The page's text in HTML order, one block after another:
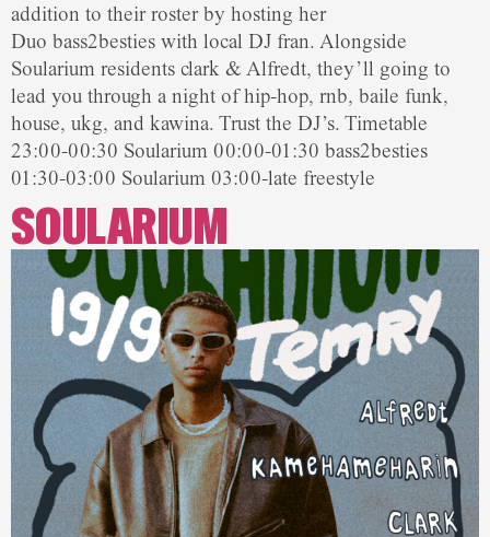
addition to their roster by hosting her
Duo bass2besties with local DJ fran. Alongside
Soularium residents clark & Alfredt, they’ll going to
lead you through a night of hip-hop, rnb, baile funk,
house, ukg, and kawina. Trust the DJ’s. Timetable
23:00-00:30 Soularium 00:00-01:30 bass2besties
01:30-03:00 Soularium 03:00-late freestyle
SOULARIUM